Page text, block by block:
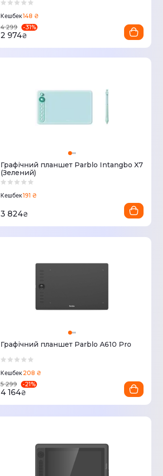
Кешбек148 ₴
4 299
-31%
2 974₴
Графічний планшет Parblo Intangbo X7
(Зелений)
Кешбек191 ₴
3 824₴
Графічний планшет Parblo A610 Pro
Кешбек 208 ₴
5 299
-21%
4 164₴